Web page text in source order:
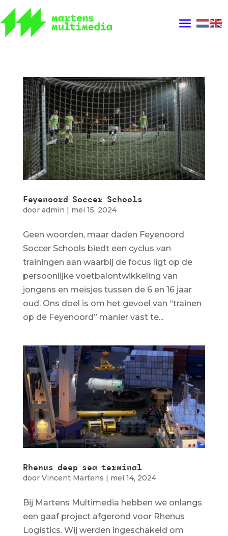
Feyenoord Soccer Schools
door admin | mei 15, 2024
Geen woorden, maar daden Feyenoord
Soccer Schools biedt een cyclus van
trainingen aan waarbij de focus ligt op de
persoonlijke voetbalontwikkeling van
jongens en meisjes tussen de 6 en 16 jaar
oud. Ons doel is om het gevoel van “trainen
op de Feyenoord” manier vast te...
Rhenus deep sea terminal
door Vincent Martens mei 14, 2024
Bij Martens Multimedia hebben we onlangs
een gaaf project afgerond voor Rhenus
Logistics. Wij werden ingeschakeld om